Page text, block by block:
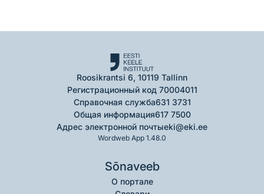
Roosikrantsi 6, 10119 Tallinn
Регистрационный код 70004011
Справочная служба631 3731
Общая информация617 7500
Адрес электронной почтыeki@eki.ee
Wordweb App 1.48.0
Sõnaveeb
О портале